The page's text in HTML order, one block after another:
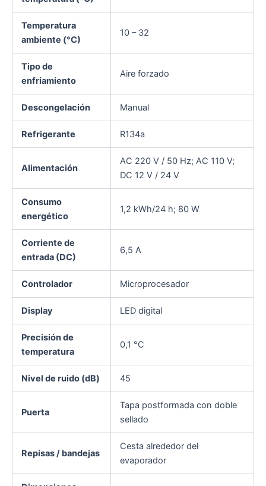
Temperatura
ambiente (°C)
10 – 32
Tipo de
enfriamiento
Aire forzado
Descongelación Manual
Refrigerante R134a
Alimentación
AC 220 V / 50 Hz; AC 110 V;
DC 12 V / 24 V
Consumo
energético
1,2 kWh/24 h; 80 W
Corriente de
entrada (DC)
6,5 A
Controlador Microprocesador
Display LED digital
Precisión de
temperatura
0,1 °C
Nivel de ruido (dB) 45
Puerta
Tapa postformada con doble
sellado
Repisas / bandejas
Cesta alrededor del
evaporador